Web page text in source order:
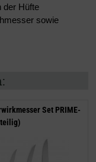
der Hüfte
sowie
Set PRIME-
teilig)